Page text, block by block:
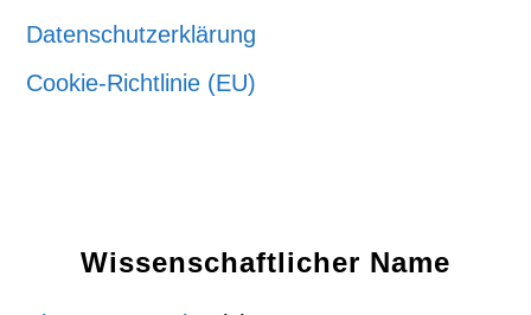
Datenschutzerklärung
Cookie-Richtlinie (EU)
Wissenschaftlicher Name